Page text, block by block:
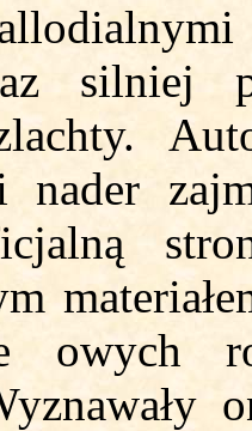
silniej
i nader
owych